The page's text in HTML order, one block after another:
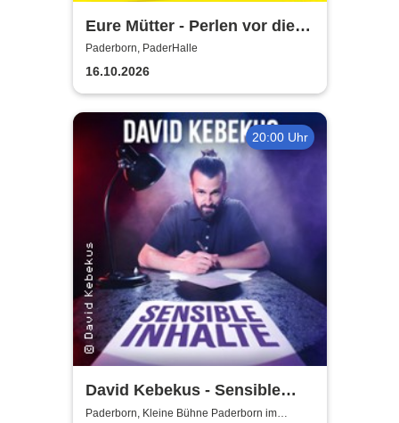
Eure Mütter - Perlen vor die
Säue - Das Best Of zum
Jubiläum
Paderborn, PaderHalle
16.10.2026
20:00 Uhr
David Kebekus - Sensible
Inhalte
Paderborn, Kleine Bühne Paderborn im